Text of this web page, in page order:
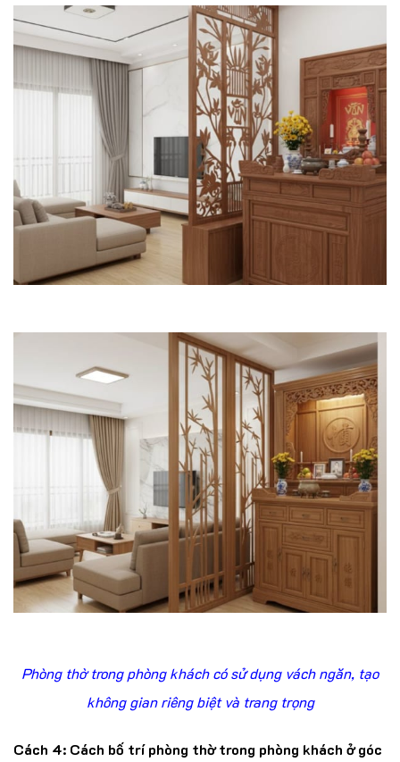
Phòng thờ trong phòng khách có sử dụng vách ngăn, tạo
không gian riêng biệt và trang trọng
Cách 4: Cách bố trí phòng thờ trong phòng khách ở góc